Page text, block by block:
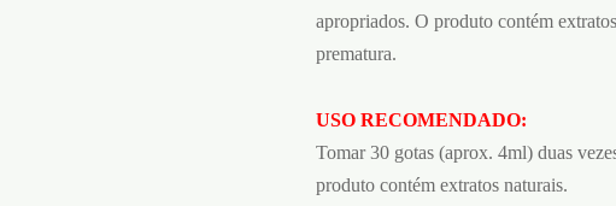
apropriados. O produto contém
prematura.
USO RECOMENDADO:
Tomar 30 gotas (aprox. 4ml) duas
produto contém extratos naturais.